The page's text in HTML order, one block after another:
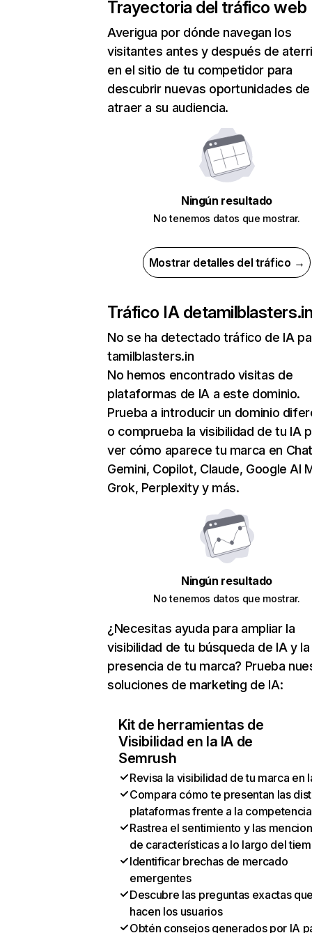
Trayectoria del tráfico web
Averigua por dónde navegan los
visitantes antes y después de
en el sitio de tu competidor para
descubrir nuevas oportunidades de
atraer a su audiencia.
Ningún resultado
No tenemos datos que mostrar.
Mostrar detalles del tráfico →
Tráfico IA de
No se ha detectado tráfico de IA
tamilblasters.in
No hemos encontrado visitas de
plataformas de IA a este dominio.
Prueba a introducir un dominio
o comprueba la visibilidad de tu IA
ver cómo aparece tu marca en
Gemini, Copilot, Claude, Google AI
Grok, Perplexity y más.
Ningún resultado
No tenemos datos que mostrar.
¿Necesitas ayuda para ampliar la
visibilidad de tu búsqueda de IA y la
presencia de tu marca? Prueba
soluciones de marketing de IA:
Kit de herramientas de
Visibilidad en la IA de
Semrush
Revisa la visibilidad de tu marca en
Compara cómo te presentan las
plataformas frente a la competencia
Rastrea el sentimiento y las
de características a lo largo del
Identificar brechas de mercado
emergentes
Descubre las preguntas exactas
hacen los usuarios
Obtén consejos generados por IA